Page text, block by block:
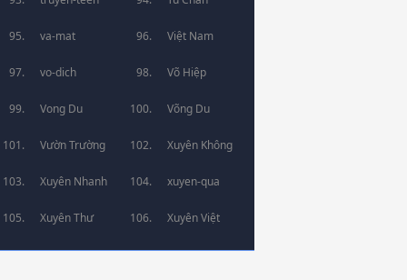
va-mat Việt Nam
vo-dich Võ Hiệp
Vong Du Võng Du
Vườn Trường Xuyên Không
Xuyên Nhanh xuyen-qua
Xuyên Thư Xuyên Việt